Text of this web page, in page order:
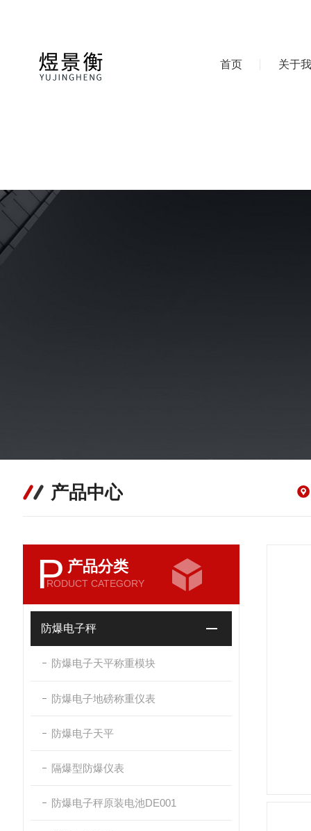
首页 关于
产品中心
P 产品分类
RODUCT CATEGORY
防爆电子秤
防爆电子天平称重模块
防爆电子地磅称重仪表
防爆电子天平
隔爆型防爆仪表
防爆电子秤原装电池DE001